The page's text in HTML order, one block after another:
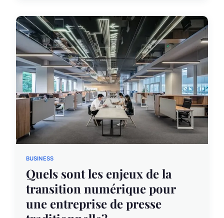
BUSINESS
Quels sont les enjeux de la
transition numérique pour
une entreprise de presse